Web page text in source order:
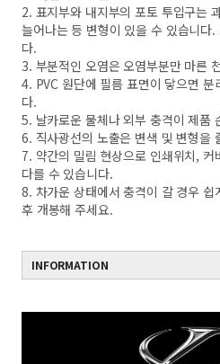
2. 표지부와 내지부의 포토 투입구는
늘어나는 등 변형이 있을 수 있습니다
다.
3. 부분적인 오염은 오염부분만 마른
4. PVC 원단에 필름 표면이 닿으면
다.
5. 날카로운 물체나 외부 충격이 제품
6. 직사광선의 노출은 변색 및 변형을
7. 약간의 밀림 현상으로 인쇄위치,
다를 수 있습니다.
8. 차가운 상태에서 충격이 갈 경우
후 개봉해 주세요.
INFORMATION